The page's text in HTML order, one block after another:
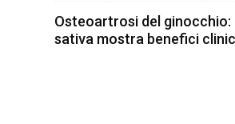
Osteoartrosi del ginocchio:
sativa mostra benefici